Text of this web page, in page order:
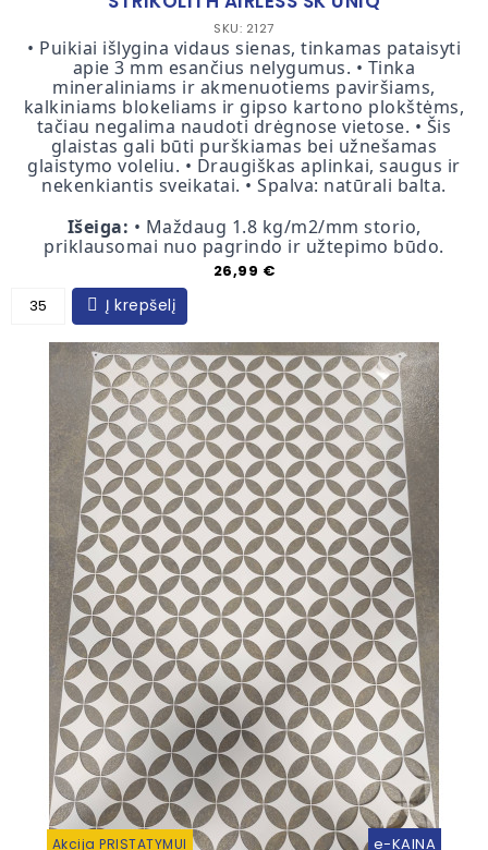
SKU: 2127
• Puikiai išlygina vidaus sienas, tinkamas pataisyti
apie 3 mm esančius nelygumus. • Tinka
mineraliniams ir akmenuotiems paviršiams,
kalkiniams blokeliams ir gipso kartono plokštėms,
tačiau negalima naudoti drėgnose vietose. • Šis
glaistas gali būti purškiamas bei užnešamas
glaistymo voleliu. • Draugiškas aplinkai, saugus ir
nekenkiantis sveikatai. • Spalva: natūrali balta.
Išeiga: • Maždaug 1.8 kg/m2/mm storio,
priklausomai nuo pagrindo ir užtepimo būdo.
Kaina
26,99 €
Į krepšelį
Akcija PRISTATYMUI e-KAINA